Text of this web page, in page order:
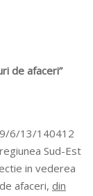
de afaceri”
6/13/140412
Sud-Est
in vederea
afaceri, din